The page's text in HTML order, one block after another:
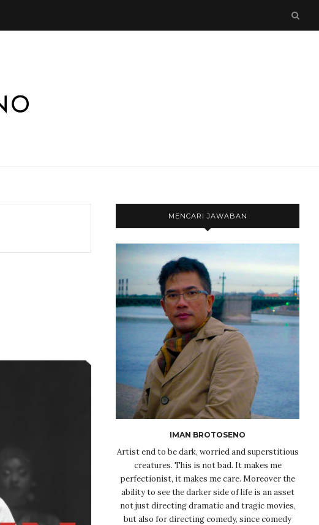
MENCARI JAWABAN
IMAN BROTOSENO
Artist end to be dark, worried and superstitious
creatures. This is not bad. It makes me
perfectionist, it makes me care. Moreover the
ability to see the darker side of life is an asset
not just directing dramatic and tragic movies,
but also for directing comedy, since comedy